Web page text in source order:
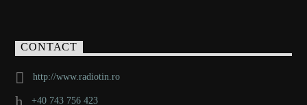
CONTACT
http://www.radiotin.ro
+40 743 756 423